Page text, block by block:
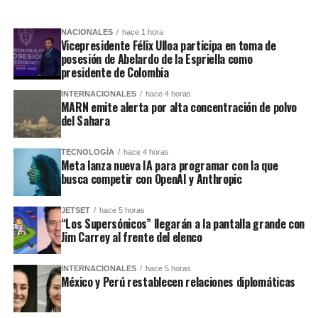
NACIONALES hace 1 hora
Vicepresidente Félix Ulloa participa en toma de
posesión de Abelardo de la Espriella como
presidente de Colombia
INTERNACIONALES hace 4 horas
MARN emite alerta por alta concentración de polvo
del Sahara
TECNOLOGÍA hace 4 horas
Meta lanza nueva IA para programar con la que
busca competir con OpenAI y Anthropic
JETSET hace 5 horas
“Los Supersónicos” llegarán a la pantalla grande con
Jim Carrey al frente del elenco
INTERNACIONALES hace 5 horas
México y Perú restablecen relaciones diplomáticas